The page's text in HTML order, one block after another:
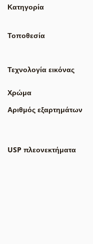
Κατηγορία
Τοποθεσία
Τεχνολογία εικόνας
Χρώμα
Αριθμός εξαρτημάτων
USP πλεονεκτήματα